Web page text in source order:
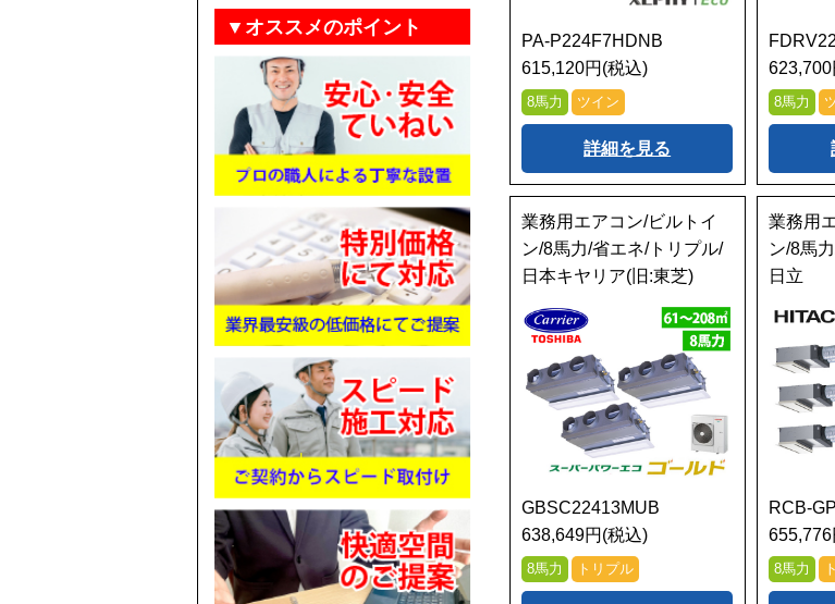
▼オススメのポイント
PA-P224F7HDNB
615,120円(税込)
8馬力 ツイン
詳細を見る
8馬力
業務用エアコン/ビルトイ
ン/8馬力/省エネ/トリプル/
日本キヤリア(旧:東芝)
GBSC22413MUB
638,649円(税込)
8馬力 トリプル
業務用
ン/8馬
日立
RCB-
8馬力